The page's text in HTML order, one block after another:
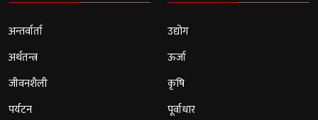
अन्तर्वार्ता
अर्थतन्त्र
जीवनशैली
पर्यटन
उद्योग
ऊर्जा
कृषि
पूर्वाधार